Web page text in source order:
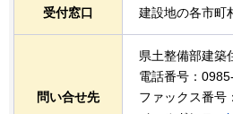
受付窓口 建設地の各市町
問い合せ先
県土整備部建築
電話番号：
ファックス番号